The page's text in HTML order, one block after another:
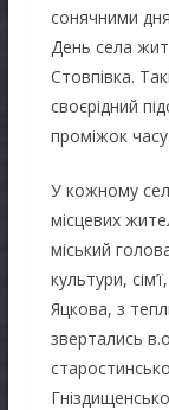
сонячними
День села
Стовпівка.
своєрідний
проміжок часу.
У кожному
місцевих
міський
культури,
Яцкова, з
звертались